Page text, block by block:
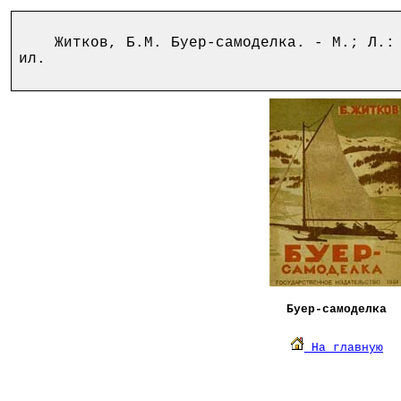
Житков, Б.М. Буер-самоделка. - М.;
ил.
Буер-самоделка
На главную